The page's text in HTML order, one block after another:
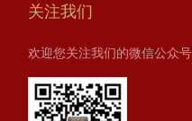
关注我们
欢迎您关注我们的微信公众